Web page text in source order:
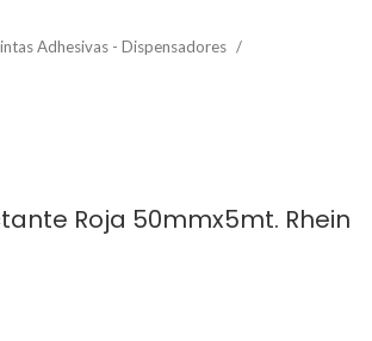
Adhesivas - Dispensadores
Roja 50mmx5mt. Rhein